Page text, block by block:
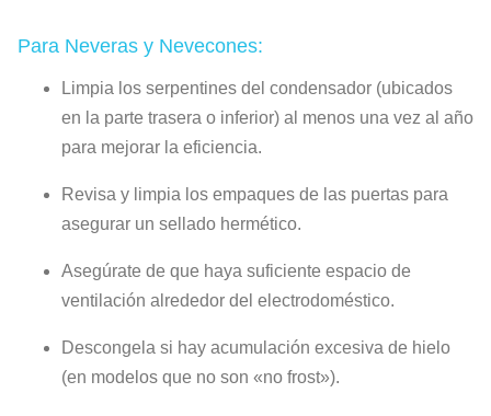
Para Neveras y Nevecones:
Limpia los serpentines del condensador (ubicados
en la parte trasera o inferior) al menos una vez al año
para mejorar la eficiencia.
Revisa y limpia los empaques de las puertas para
asegurar un sellado hermético.
Asegúrate de que haya suficiente espacio de
ventilación alrededor del electrodoméstico.
Descongela si hay acumulación excesiva de hielo
(en modelos que no son «no frost»).